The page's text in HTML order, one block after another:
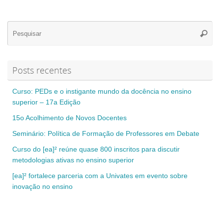
Posts recentes
Curso: PEDs e o instigante mundo da docência no ensino
superior – 17a Edição
15o Acolhimento de Novos Docentes
Seminário: Política de Formação de Professores em Debate
Curso do [ea]² reúne quase 800 inscritos para discutir
metodologias ativas no ensino superior
[ea]² fortalece parceria com a Univates em evento sobre
inovação no ensino